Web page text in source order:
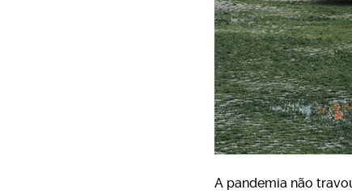
A pandemia não